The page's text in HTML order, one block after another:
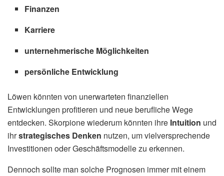
Finanzen
Karriere
unternehmerische Möglichkeiten
persönliche Entwicklung
Löwen könnten von unerwarteten finanziellen
Entwicklungen profitieren und neue berufliche Wege
entdecken. Skorpione wiederum könnten ihre Intuition und
ihrstrategisches Denken nutzen, um vielversprechende
Investitionen oder Geschäftsmodelle zu erkennen.
Dennoch sollte man solche Prognosen immer mit einem